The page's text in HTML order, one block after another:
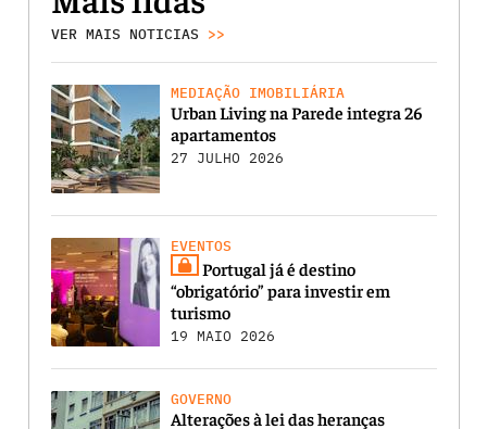
VER MAIS NOTICIAS >>
MEDIAÇÃO IMOBILIÁRIA
Urban Living na Parede integra 26
apartamentos
27 JULHO 2026
EVENTOS
Portugal já é destino
“obrigatório” para investir em
turismo
19 MAIO 2026
GOVERNO
Alterações à lei das heranças